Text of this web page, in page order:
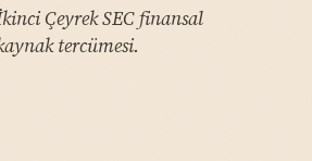
Çeyrek SEC finansal
tercümesi.